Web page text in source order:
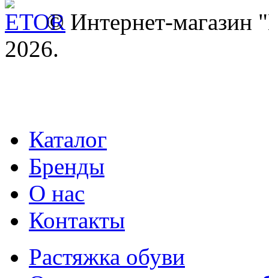
© Интернет-
2026.
Каталог
Бренды
О нас
Контакты
Растяжка обуви